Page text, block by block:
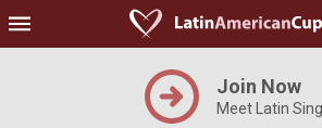
Join Now
Meet Latin